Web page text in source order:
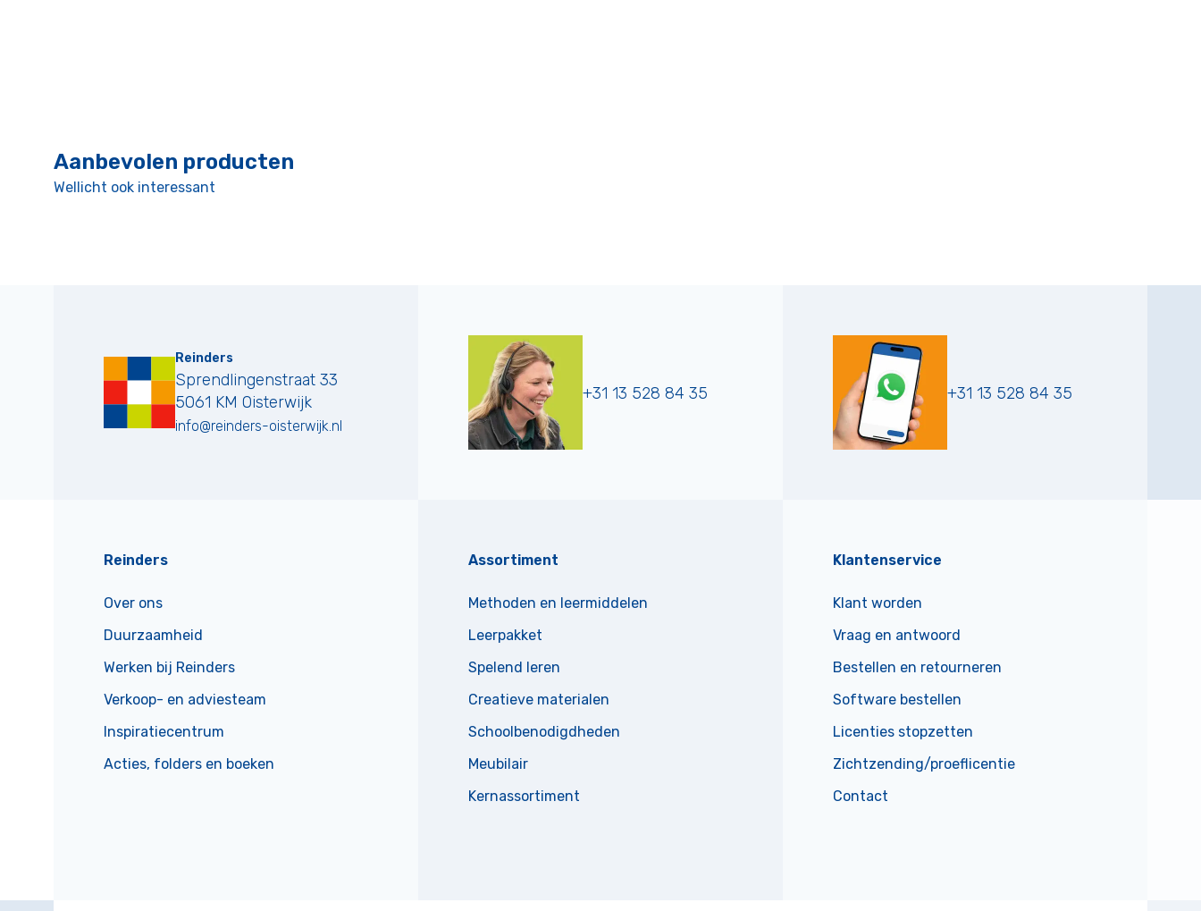
Aanbevolen producten
Wellicht ook interessant
Reinders
Sprendlingenstraat 33
5061 KM Oisterwijk
info@reinders-oisterwijk.nl
+31 13 528 84 35 +31 13 528 84 35
Reinders
Over ons
Duurzaamheid
Werken bij Reinders
Verkoop- en adviesteam
Inspiratiecentrum
Acties, folders en boeken
Assortiment
Methoden en leermiddelen
Leerpakket
Spelend leren
Creatieve materialen
Schoolbenodigdheden
Meubilair
Kernassortiment
Klantenservice
Klant worden
Vraag en antwoord
Bestellen en retourneren
Software bestellen
Licenties stopzetten
Zichtzending/proeflicentie
Contact